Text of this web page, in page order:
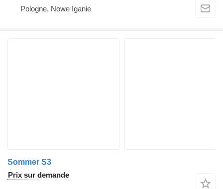
Pologne, Nowe Iganie
Sommer S3
Prix sur demande